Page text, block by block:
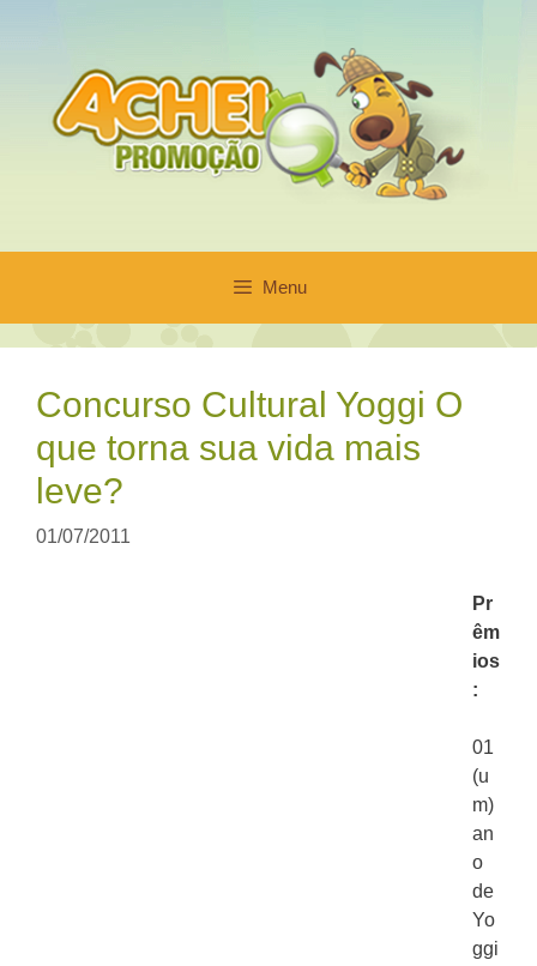
conteúdo
Menu
Concurso Cultural Yoggi O
que torna sua vida mais
leve?
01/07/2011
Pr
êm
ios
:
01
(u
m)
an
o
de
Yo
ggi